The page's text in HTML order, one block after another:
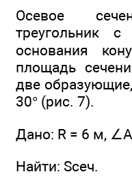
Осевое
треугольник
основания
площадь
две
30° (рис. 7).
Дано: R = 6 м,
Найти: Sceч.